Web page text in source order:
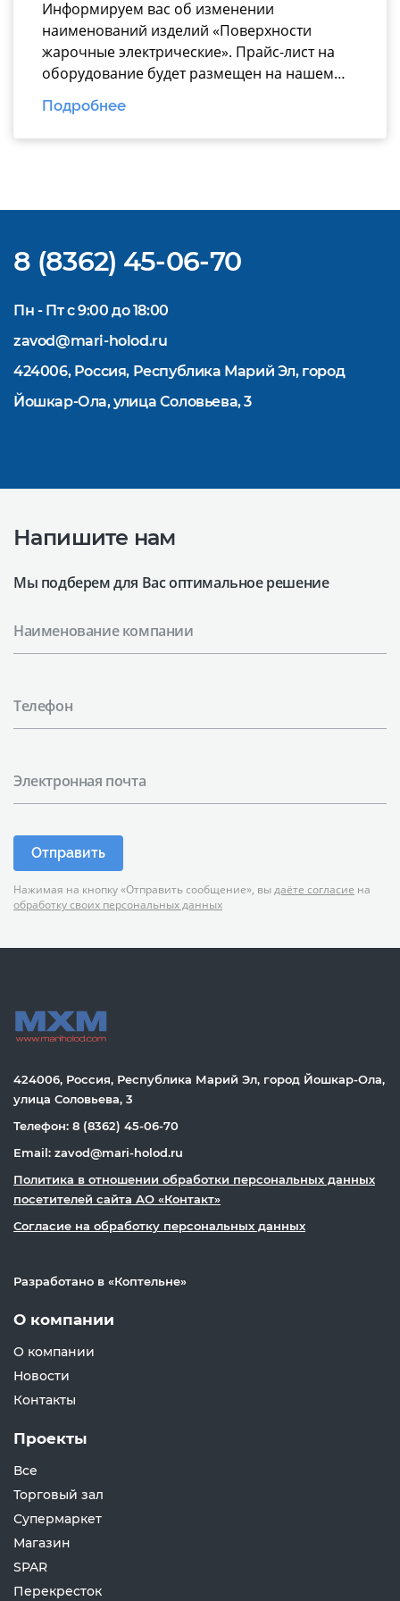
Информируем вас об изменении
наименований изделий «Поверхности
жарочные электрические». Прайс-лист на
оборудование будет размещен на нашем
официальном
сайте https://www.mariholod.com/ в
Дилерском разделе «Прайсы».
Подробнее
8 (8362) 45-06-70
Пн - Пт с 9:00 до 18:00
zavod@mari-holod.ru
424006, Россия, Республика Марий Эл, город
Йошкар-Ола, улица Соловьева, 3
Напишите нам
Мы подберем для Вас оптимальное решение
Наименование компании
Телефон
Электронная почта
Отправить
Нажимая на кнопку «Отправить сообщение», вы даёте согласие на
обработку своих персональных данных
424006, Россия, Республика Марий Эл, город Йошкар-Ола,
улица Соловьева, 3
Телефон: 8 (8362) 45-06-70
Email: zavod@mari-holod.ru
Политика в отношении обработки персональных данных
посетителей сайта АО «Контакт»
Согласие на обработку персональных данных
Разработано в «Коптельне»
О компании
О компании
Новости
Контакты
Проекты
Все
Торговый зал
Супермаркет
Магазин
SPAR
Перекресток